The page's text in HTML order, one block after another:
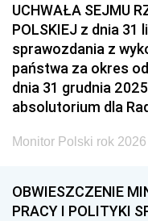
UCHWAŁA SEJMU
POLSKIEJ z dnia 31
sprawozdania z
państwa za okres
dnia 31 grudnia
absolutorium dla
Monitor Polski rok
OBWIESZCZENIE
PRACY I POLITYKI